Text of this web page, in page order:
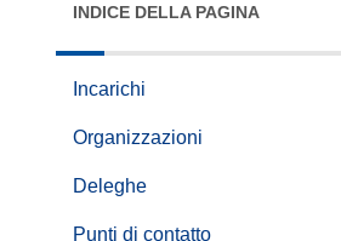
Organizzazioni
Deleghe
Punti di contatto